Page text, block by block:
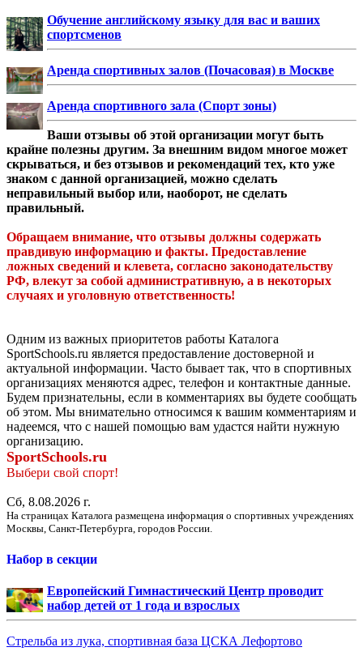
Обучение английскому языку для вас и ваших
спортсменов
Аренда спортивных залов (Почасовая) в Москве
Аренда спортивного зала (Спорт зоны)
Ваши отзывы об этой организации могут быть
крайне полезны другим. За внешним видом многое может
скрываться, и без отзывов и рекомендаций тех, кто уже
знаком с данной организацией, можно сделать
неправильный выбор или, наоборот, не сделать
правильный.
Обращаем внимание, что отзывы должны содержать
правдивую информацию и факты. Предоставление
ложных сведений и клевета, согласно законодательству
РФ, влекут за собой административную, а в некоторых
случаях и уголовную ответственность!
Одним из важных приоритетов работы Каталога
SportSchools.ru является предоставление достоверной и
актуальной информации. Часто бывает так, что в спортивных
организациях меняются адрес, телефон и контактные данные.
Будем признательны, если в комментариях вы будете сообщать
об этом. Мы внимательно относимся к вашим комментариям и
надеемся, что с нашей помощью вам удастся найти нужную
организацию.
SportSchools.ru
Выбери свой спорт!
Сб, 8.08.2026 г.
На страницах Каталога размещена информация о спортивных учреждениях
Москвы, Санкт-Петербурга, городов России.
Набор в секции
Европейский Гимнастический Центр проводит
набор детей от 1 года и взрослых
Стрельба из лука, спортивная база ЦСКА Лефортово